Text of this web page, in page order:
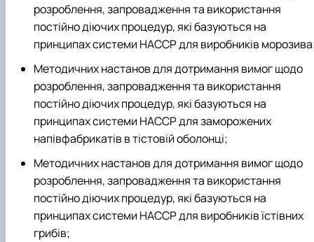
розроблення, запровадження та використання
постійно діючих процедур, які базуються на
принципах системи НАССР для виробників
Методичних настанов для дотримання вимог щодо
розроблення, запровадження та використання
постійно діючих процедур, які базуються на
принципах системи НАССР для заморожених
напівфабрикатів в тістовій оболонці;
Методичних настанов для дотримання вимог щодо
розроблення, запровадження та використання
постійно діючих процедур, які базуються на
принципах системи НАССР для виробників їстівних
грибів;